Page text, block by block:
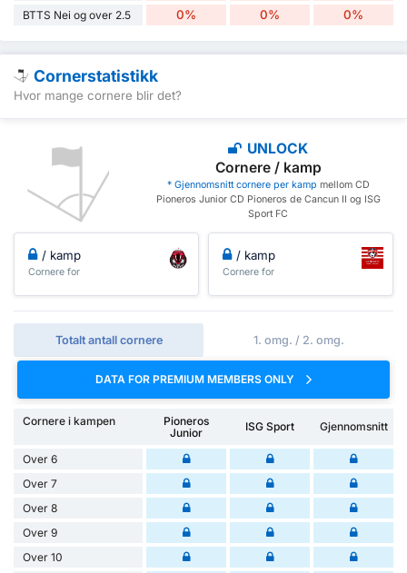
BTTS Nei og over 2.5 0% 0% 0%
Cornerstatistikk
Hvor mange cornere blir det?
UNLOCK
Cornere / kamp
* Gjennomsnitt cornere per kamp mellom CD
Pioneros Junior CD Pioneros de Cancun II og ISG
Sport FC
/ kamp
Cornere for
/ kamp
Cornere for
Totalt antall cornere 1. omg. / 2. omg.
DATA FOR PREMIUM MEMBERS ONLY
Cornere i kampen
Pioneros
Junior
ISG Sport Gjennomsnitt
Over 6
Over 7
Over 8
Over 9
Over 10